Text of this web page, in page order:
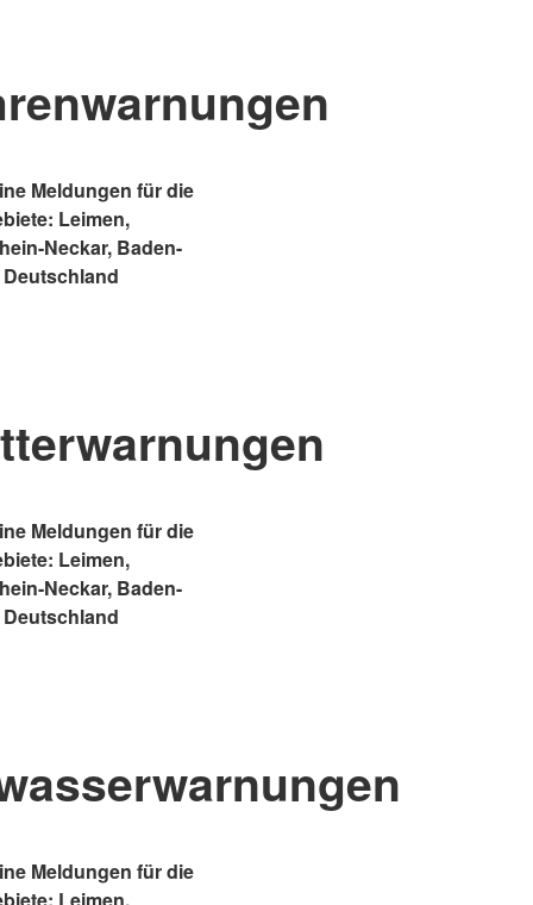
Meldungen für die
Leimen,
Neckar, Baden-
Meldungen für die
Leimen,
Neckar, Baden-
Meldungen für die